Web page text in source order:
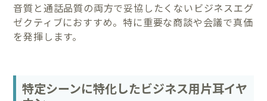
音質と通話品質の両方で妥協したくないビジネスエグ
ゼクティブにおすすめ。特に重要な商談や会議で真価
を発揮します。
特定シーンに特化したビジネス用片耳イヤ